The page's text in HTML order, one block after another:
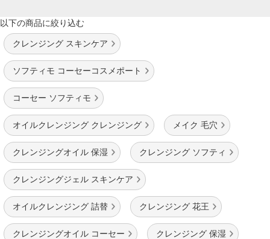
以下の商品に絞り込む
クレンジング スキンケア
ソフティモ コーセーコスメポート
コーセー ソフティモ
オイルクレンジング クレンジング メイク 毛穴
クレンジングオイル 保湿 クレンジング ソフティ
クレンジングジェル スキンケア
オイルクレンジング 詰替 クレンジング 花王
クレンジングオイル コーセー クレンジング 保湿